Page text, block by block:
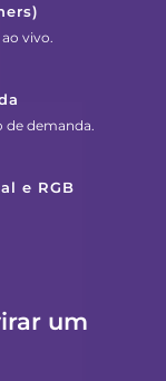
vivo.
de demanda.
e RGB
um